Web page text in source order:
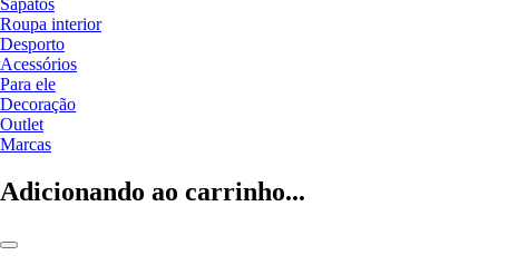
Sapatos
Roupa interior
Desporto
Acessórios
Para ele
Decoração
Outlet
Marcas
Adicionando ao carrinho...